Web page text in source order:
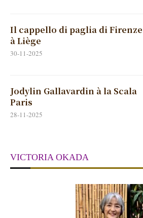
Il cappello di paglia di Firenze
à Liège
30-11-2025
Jodylin Gallavardin à la Scala
Paris
28-11-2025
VICTORIA OKADA